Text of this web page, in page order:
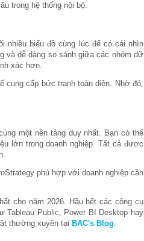
trong hệ thống nội bộ.
nhiều biểu đồ cùng lúc để có cái nhìn
và dễ dàng so sánh giữa các nhóm dữ
xác hơn.
cung cấp bức tranh toàn diện. Nhờ đó,
một nền tảng duy nhất. Bạn có thể
lớn trong doanh nghiệp. Tất cả được
phù hợp với doanh nghiệp cần
cho năm 2026. Hầu hết các công cụ
Tableau Public, Power BI Desktop hay
thường xuyên tại BAC's Blog.